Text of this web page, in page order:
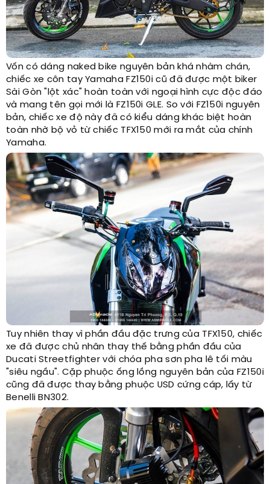
Vốn có dáng naked bike nguyên bản khá nhàm chán,
chiếc xe côn tay Yamaha FZ150i cũ đã được một biker
Sài Gòn "lột xác" hoàn toàn với ngoại hình cực độc đáo
và mang tên gọi mới là FZ150i GLE. So với FZ150i nguyên
bản, chiếc xe độ này đã có kiểu dáng khác biệt hoàn
toàn nhờ bộ vỏ từ chiếc TFX150 mới ra mắt của chính
Yamaha.
Tuy nhiên thay vì phần đầu đặc trưng của TFX150, chiếc
xe đã được chủ nhân thay thế bằng phần đầu của
Ducati Streetfighter với chóa pha sơn pha lê tối màu
"siêu ngầu". Cặp phuộc ống lồng nguyên bản của FZ150i
cũng đã được thay bằng phuộc USD cứng cáp, lấy từ
Benelli BN302.